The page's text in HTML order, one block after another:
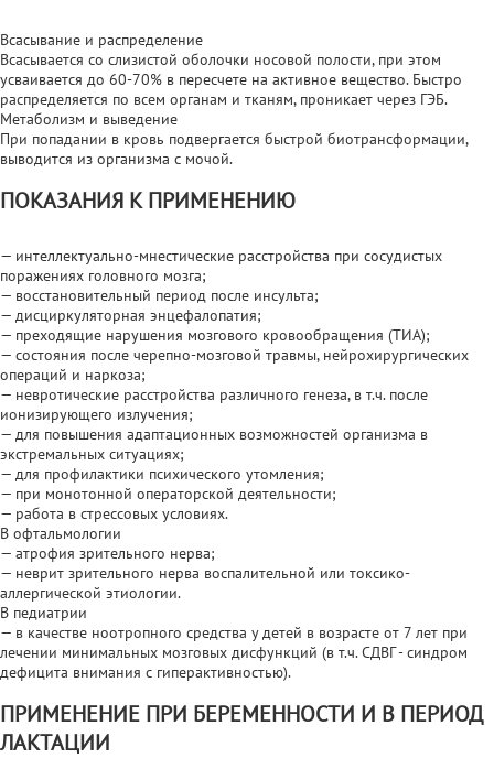
Всасывание и распределение
Всасывается со слизистой оболочки носовой полости, при этом
усваивается до 60-70% в пересчете на активное вещество. Быстро
распределяется по всем органам и тканям, проникает через ГЭБ.
Метаболизм и выведение
При попадании в кровь подвергается быстрой биотрансформации,
выводится из организма с мочой.
ПОКАЗАНИЯ К ПРИМЕНЕНИЮ
— интеллектуально-мнестические расстройства при сосудистых
поражениях головного мозга;
— восстановительный период после инсульта;
— дисциркуляторная энцефалопатия;
— преходящие нарушения мозгового кровообращения (ТИА);
— состояния после черепно-мозговой травмы, нейрохирургических
операций и наркоза;
— невротические расстройства различного генеза, в т.ч. после
ионизирующего излучения;
— для повышения адаптационных возможностей организма в
экстремальных ситуациях;
— для профилактики психического утомления;
— при монотонной операторской деятельности;
— работа в стрессовых условиях.
В офтальмологии
— атрофия зрительного нерва;
— неврит зрительного нерва воспалительной или токсико-
аллергической этиологии.
В педиатрии
— в качестве ноотропного средства у детей в возрасте от 7 лет при
лечении минимальных мозговых дисфункций (в т.ч. СДВГ - синдром
дефицита внимания с гиперактивностью).
ПРИМЕНЕНИЕ ПРИ БЕРЕМЕННОСТИ И В ПЕРИОД
ЛАКТАЦИИ